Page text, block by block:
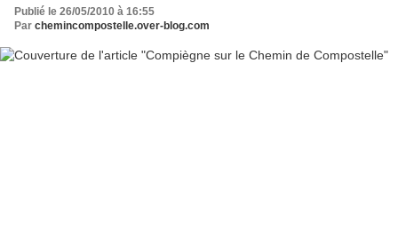
Publié le 26/05/2010 à 16:55
Par chemincompostelle.over-blog.com